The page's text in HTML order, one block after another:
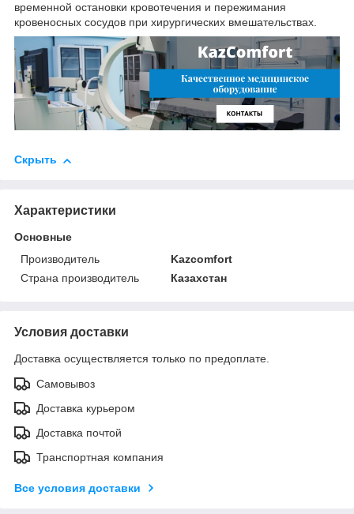
временной остановки кровотечения и пережимания
кровеносных сосудов при хирургических вмешательствах.
Скрыть
Характеристики
Основные
Производитель
Kazcomfort
Страна производитель
Казахстан
Условия доставки
Доставка осуществляется только по предоплате.
Самовывоз
Доставка курьером
Доставка почтой
Транспортная компания
Все условия доставки